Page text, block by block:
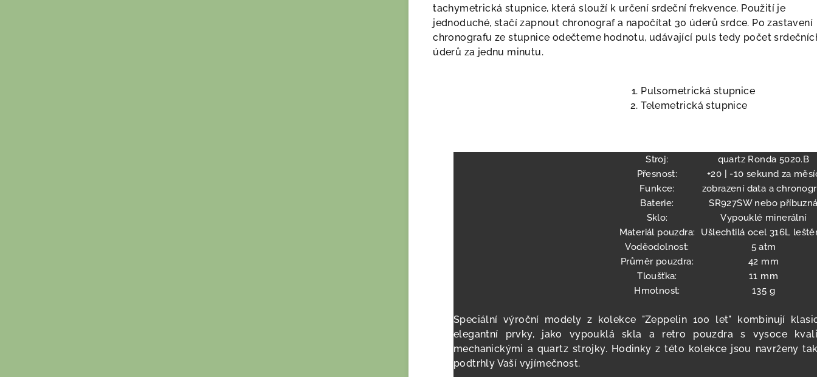
tachymetrická stupnice, která slouží k určení srdeční frekvence. Použití je
jednoduché, stačí zapnout chronograf a napočítat 30 úderů srdce. Po zastavení
chronografu ze stupnice odečteme hodnotu, udávající puls tedy počet
úderů za jednu minutu.
Pulsometrická stupnice
Telemetrická stupnice
Stroj:
quartz Ronda 5020.B
Přesnost:
+20 | -10 sekund za
Funkce:
zobrazení data a
Baterie:
SR927SW nebo
Sklo:
Vypouklé minerální
Materiál pouzdra:
Ušlechtilá ocel 316L
Voděodolnost:
5 atm
Průměr pouzdra:
42 mm
Tloušťka:
11 mm
Hmotnost:
135 g
Speciální výroční modely z kolekce "Zeppelin 100 let" kombinují
elegantní prvky, jako vypouklá skla a retro pouzdra s vysoce
mechanickými a quartz strojky. Hodinky z této kolekce jsou navrženy
podtrhly Vaší vyjímečnost.